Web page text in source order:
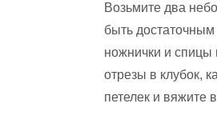
Возьмите два
быть
ножнички и
отрезы в клубок,
петелек и вяжите